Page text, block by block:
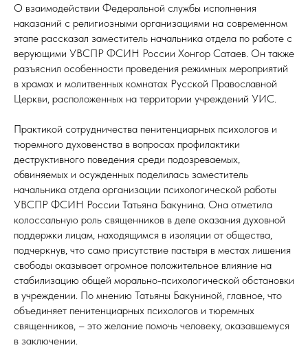
О взаимодействии Федеральной службы исполнения
наказаний с религиозными организациями на современном
этапе рассказал заместитель начальника отдела по работе с
верующими УВСПР ФСИН России Хонгор Сатаев. Он также
разъяснил особенности проведения режимных мероприятий
в храмах и молитвенных комнатах Русской Православной
Церкви, расположенных на территории учреждений УИС.
Практикой сотрудничества пенитенциарных психологов и
тюремного духовенства в вопросах профилактики
деструктивного поведения среди подозреваемых,
обвиняемых и осужденных поделилась заместитель
начальника отдела организации психологической работы
УВСПР ФСИН России Татьяна Бакунина. Она отметила
колоссальную роль священников в деле оказания духовной
поддержки лицам, находящимся в изоляции от общества,
подчеркнув, что само присутствие пастыря в местах лишения
свободы оказывает огромное положительное влияние на
стабилизацию общей морально-психологической обстановки
в учреждении. По мнению Татьяны Бакуниной, главное, что
объединяет пенитенциарных психологов и тюремных
священников, – это желание помочь человеку, оказавшемуся
в заключении.